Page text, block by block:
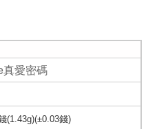
真愛密碼
(1.43g)(±0.03錢)